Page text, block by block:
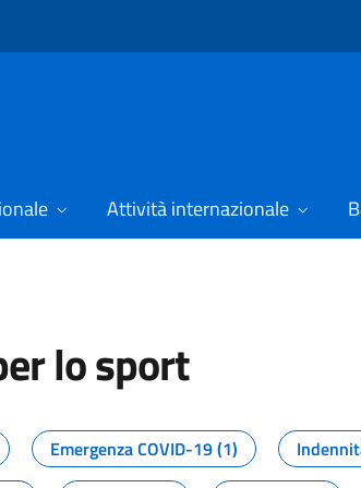
Attività internazionale
lo sport
dal Dipartimento
Emergenza COVID-19 (1)